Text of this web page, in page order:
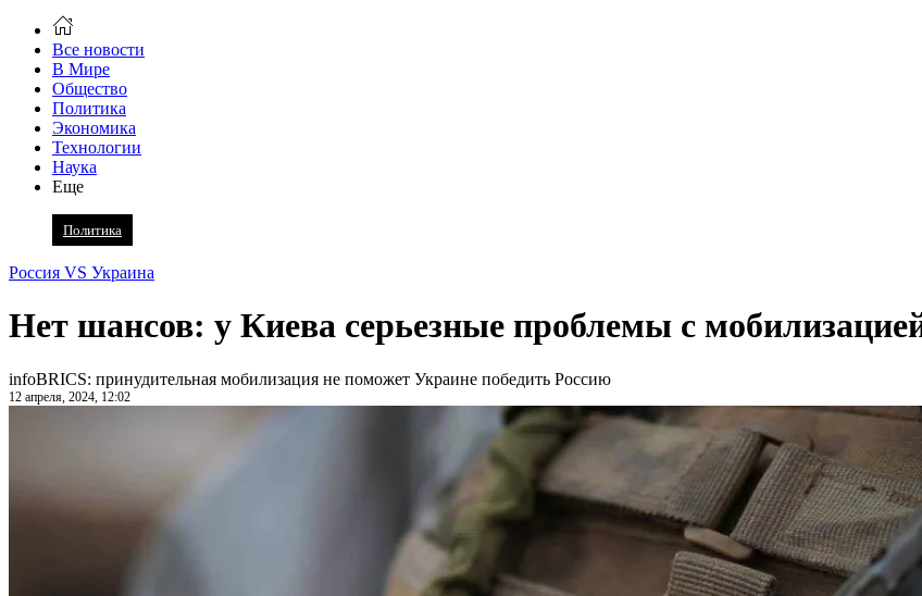
Все новости
В Мире
Общество
Политика
Экономика
Технологии
Наука
Еще
Политика
Россия VS Украина
Нет шансов: у Киева серьезные проблемы с
infoBRICS: принудительная мобилизация не поможет Украине победить Россию
12 апреля, 2024, 12:02